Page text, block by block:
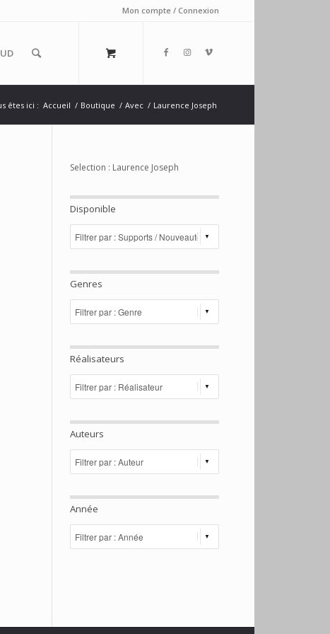
Mon compte / Connexion
êtes ici : Accueil / Boutique / Avec / Laurence Joseph
Selection : Laurence Joseph
Disponible
Genres
Réalisateurs
Auteurs
Année